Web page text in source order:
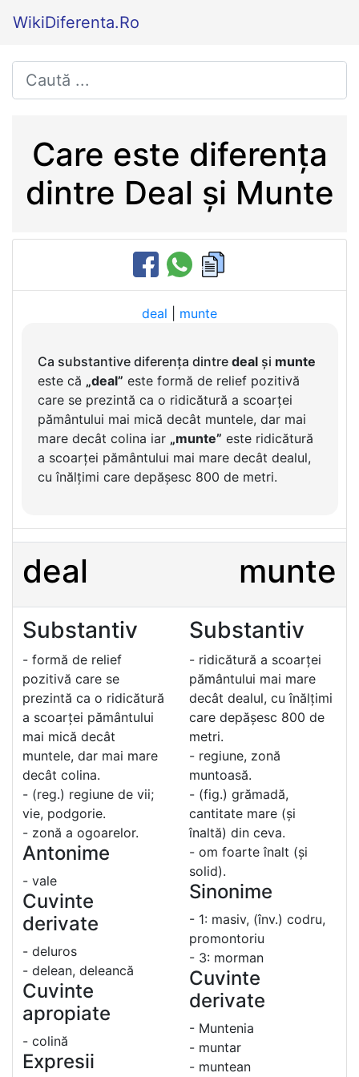
WikiDiferenta.Ro
Care este diferența
dintre Deal și Munte
deal munte
Ca substantive diferența dintre dealși munte
este că „deal” este formă de relief pozitivă
care se prezintă ca o ridicătură a scoarței
pământului mai mică decât muntele, dar mai
mare decât colina iar „munte” este ridicătură
a scoarței pământului mai mare decât dealul,
cu înălțimi care depășesc 800 de metri.
deal munte
Substantiv
- formă de relief
pozitivă care se
prezintă ca o ridicătură
a scoarței pământului
mai mică decât
muntele, dar mai mare
decât colina.
- (reg.) regiune de vii;
vie, podgorie.
- zonă a ogoarelor.
Antonime
- vale
Cuvinte
derivate
- deluros
- delean, deleancă
Cuvinte
apropiate
- colină
Expresii
Substantiv
- ridicătură a scoarței
pământului mai mare
decât dealul, cu înălțimi
care depășesc 800 de
metri.
- regiune, zonă
muntoasă.
- (fig.) grămadă,
cantitate mare (și
înaltă) din ceva.
- om foarte înalt (și
solid).
Sinonime
- 1: masiv, (înv.) codru,
promontoriu
- 3: morman
Cuvinte
derivate
- Muntenia
- muntar
- muntean